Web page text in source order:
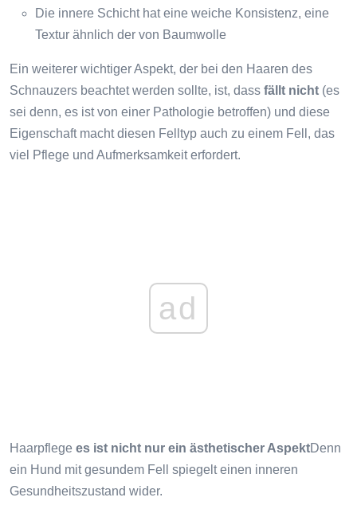
Die innere Schicht hat eine weiche Konsistenz, eine
Textur ähnlich der von Baumwolle
Ein weiterer wichtiger Aspekt, der bei den Haaren des
Schnauzers beachtet werden sollte, ist, dass fällt nicht (es
sei denn, es ist von einer Pathologie betroffen) und diese
Eigenschaft macht diesen Felltyp auch zu einem Fell, das
viel Pflege und Aufmerksamkeit erfordert.
ad
Haarpflege es ist nicht nur ein ästhetischer AspektDenn
ein Hund mit gesundem Fell spiegelt einen inneren
Gesundheitszustand wider.